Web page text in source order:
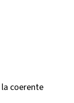
coerente